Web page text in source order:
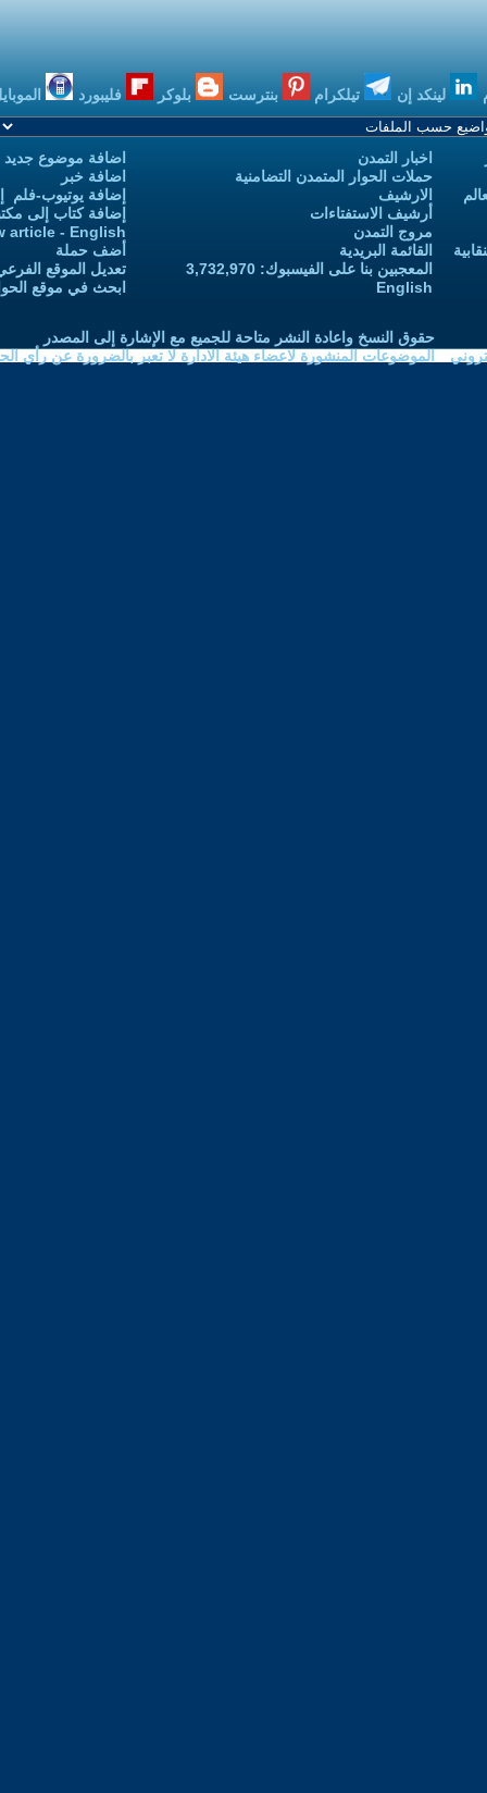
بنترست بلوكر فليبورد الموبايل بودكاست
التضامنية
اضافة خبر
إضافة يوتيوب-فلم إلى يوتيوب التمدن
Add new article - English
تعديل الموقع الفرعي للكاتب-ة
ابحث في موقع الحوار المتمدن
متاحة للجميع مع الإشارة إلى المصدر
هيئة الادارة لا تعبر بالضرورة عن رأي الحوار المتمدن